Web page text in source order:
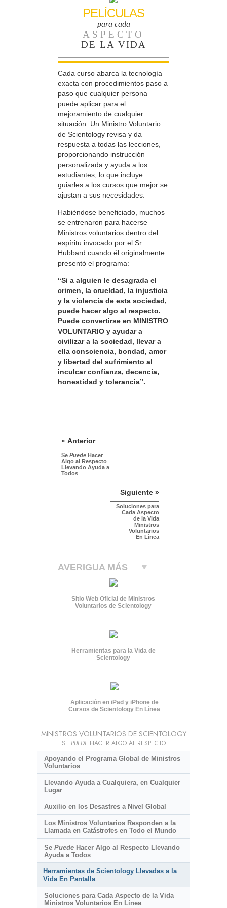
PELÍCULAS
—para cada—
ASPECTO
DE LA VIDA
Cada curso abarca la tecnología
exacta con procedimientos paso a
paso que cualquier persona
puede aplicar para el
mejoramiento de cualquier
situación. Un Ministro Voluntario
de Scientology revisa y da
respuesta a todas las lecciones,
proporcionando instrucción
personalizada y ayuda a los
estudiantes, lo que incluye
guiarles a los cursos que mejor se
ajustan a sus necesidades.
Habiéndose beneficiado, muchos
se entrenaron para hacerse
Ministros voluntarios dentro del
espíritu invocado por el Sr.
Hubbard cuando él originalmente
presentó el programa:
“Si a alguien le desagrada el
crimen, la crueldad, la injusticia
y la violencia de esta sociedad,
puede hacer algo al respecto.
Puede convertirse en MINISTRO
VOLUNTARIO y ayudar a
civilizar a la sociedad, llevar a
ella consciencia, bondad, amor
y libertad del sufrimiento al
inculcar confianza, decencia,
honestidad y tolerancia”.
« Anterior
Se Puede Hacer
Algo al Respecto
Llevando Ayuda a
Todos
Siguiente »
Soluciones para
Cada Aspecto
de la Vida
Ministros
Voluntarios
En Línea
AVERIGUA MÁS
Sitio Web Oficial de Ministros
Voluntarios de Scientology
Herramientas para la Vida de
Scientology
Aplicación en iPad y iPhone de
Cursos de Scientology En Línea
MINISTROS VOLUNTARIOS DE SCIENTOLOGY
SE PUEDEHACER ALGO AL RESPECTO
Apoyando el Programa Global de Ministros
Voluntarios
Llevando Ayuda a Cualquiera, en Cualquier
Lugar
Auxilio en los Desastres a Nivel Global
Los Ministros Voluntarios Responden a la
Llamada en Catástrofes en Todo el Mundo
Se PuedeHacer Algo al Respecto Llevando
Ayuda a Todos
Herramientas de Scientology Llevadas a la
Vida En Pantalla
Soluciones para Cada Aspecto de la Vida
Ministros Voluntarios En Línea